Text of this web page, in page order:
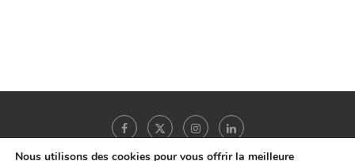
Nous utilisons des cookies pour vous offrir la meilleure